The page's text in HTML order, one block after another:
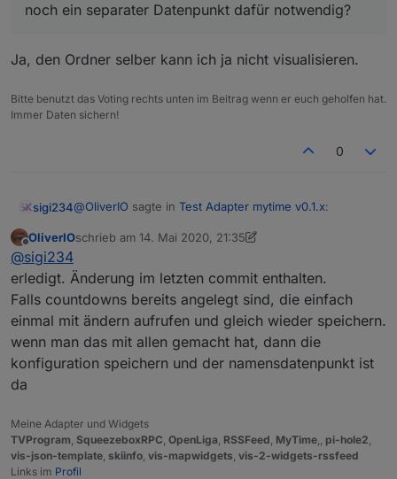
noch ein separater Datenpunkt dafür notwendig?
Ja, den Ordner selber kann ich ja nicht visualisieren.
Bitte benutzt das Voting rechts unten im Beitrag wenn er euch geholfen hat.
Immer Daten sichern!
0
sigi234@OliverIO sagte in Test Adapter mytime v0.1.x:
Der Datenpunkt enthält doch den Namen. Ist dann
noch ein separater Datenpunkt dafür notwendig?
Ja, den Ordner selber kann ich ja nicht visualisieren.
Offline
OliverIOschrieb am 14. Mai 2020, 21:35
zuletzt editiert von OliverIO
@sigi234
erledigt. Änderung im letzten commit enthalten.
Falls countdowns bereits angelegt sind, die einfach
einmal mit ändern aufrufen und gleich wieder speichern.
wenn man das mit allen gemacht hat, dann die
konfiguration speichern und der namensdatenpunkt ist
da
Meine Adapter und Widgets
TVProgram, SqueezeboxRPC, OpenLiga, RSSFeed, MyTime,, pi-hole2,
vis-json-template, skiinfo, vis-mapwidgets, vis-2-widgets-rssfeed
Links im Profil